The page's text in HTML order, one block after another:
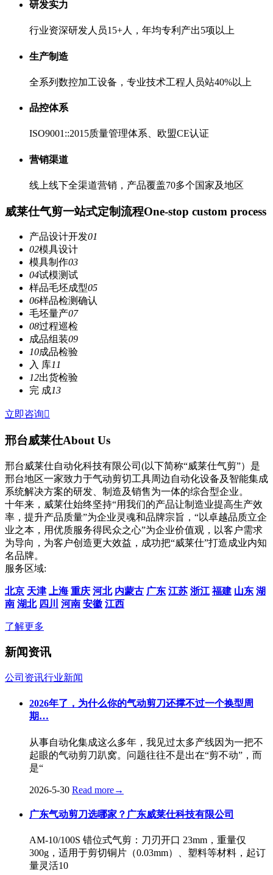
研发实力
行业资深研发人员15+人，年均专利产出5项以上
生产制造
全系列数控加工设备，专业技术工程人员站40%以上
品控体系
ISO9001::2015质量管理体系、欧盟CE认证
营销渠道
线上线下全渠道营销，产品覆盖70多个国家及地区
威莱仕气剪一站式定制流程One-stop custom process
产品设计开发01
02模具设计
模具制作03
04试模测试
样品毛坯成型05
06样品检测确认
毛坯量产07
08过程巡检
成品组装09
10成品检验
入 库11
12出货检验
完 成13
立即咨询
邢台威莱仕About Us
邢台威莱仕自动化科技有限公司(以下简称“威莱仕气剪”）是
邢台地区一家致力于气动剪切工具周边自动化设备及智能集成
系统解决方案的研发、制造及销售为一体的综合型企业。
十年来，威莱仕始终坚持“用我们的产品让制造业提高生产效
率，提升产品质量”为企业灵魂和品牌宗旨，“以卓越品质立企
业之本，用优质服务得民众之心”为企业价值观，以客户需求
为导向，为客户创造更大效益，成功把“威莱仕”打造成业内知
名品牌。
服务区域:
北京 天津 上海 重庆 河北 内蒙古 广东 江苏 浙江 福建 山东 湖
南 湖北 四川 河南 安徽 江西
了解更多
新闻资讯
公司资讯行业新闻
2026年了，为什么你的气动剪刀还撑不过一个换型周
期…
从事自动化集成这么多年，我见过太多产线因为一把不
起眼的气动剪刀趴窝。问题往往不是出在“剪不动”，而
是“
2026-5-30 Read more→
广东气动剪刀选哪家？广东威莱仕科技有限公司
AM-10/100S 错位式气剪：刀刃开口 23mm，重量仅
300g，适用于剪切铜片（0.03mm）、塑料等材料，起订
量灵活10